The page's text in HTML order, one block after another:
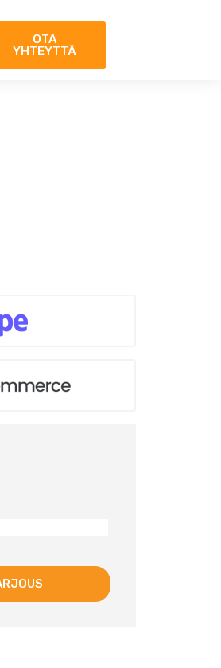
OTA
YHTEYTTÄ